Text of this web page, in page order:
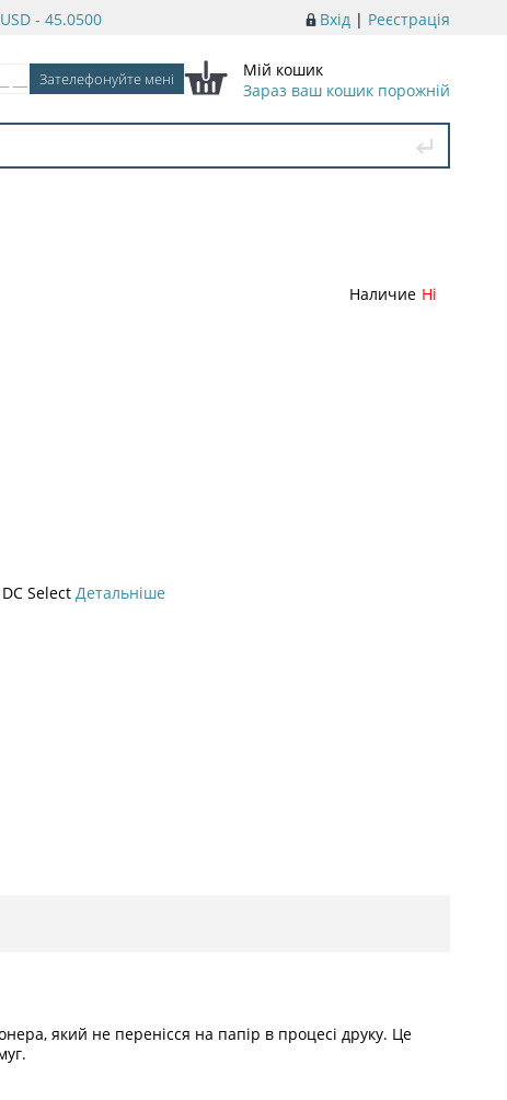
Вхід | Реєстрація
USD - 45.0500
Мій кошик
Зараз ваш кошик порожній
Наличие Ні
Select Детальніше
який не перенісся на папір в процесі друку. Це